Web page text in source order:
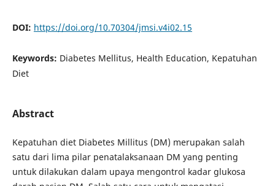
DOI: https://doi.org/10.70304/jmsi.v4i02.15
Keywords: Diabetes Mellitus, Health Education, Kepatuhan
Diet
Abstract
Kepatuhan diet Diabetes Millitus (DM) merupakan salah
satu dari lima pilar penatalaksanaan DM yang penting
untuk dilakukan dalam upaya mengontrol kadar glukosa